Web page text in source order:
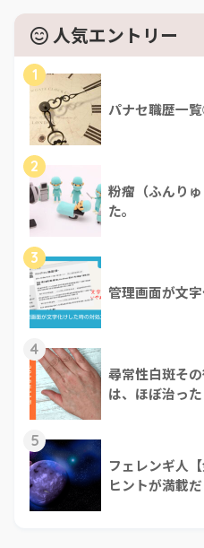
人気エントリー
1
パナセ職歴一
2
粉瘤（ふんり
た。
3
管理画面が文
4
尋常性白斑そ
は、ほぼ治った
5
フェレンギ人
ヒントが満載だ